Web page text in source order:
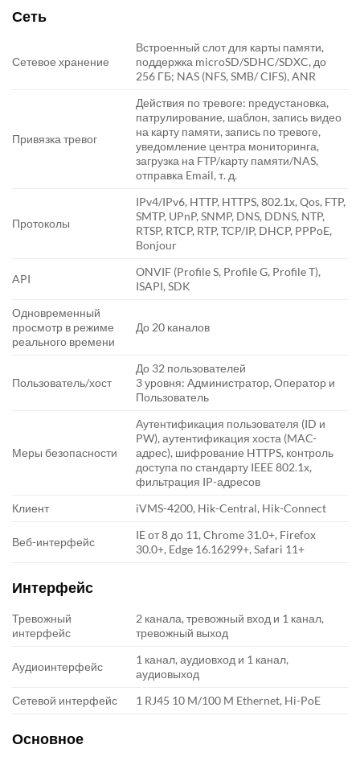
Сеть
Сетевое хранение
Встроенный слот для карты памяти,
поддержка microSD/SDHC/SDXC, до
256 ГБ; NAS (NFS, SMB/ CIFS), ANR
Привязка тревог
Действия по тревоге: предустановка,
патрулирование, шаблон, запись видео
на карту памяти, запись по тревоге,
уведомление центра мониторинга,
загрузка на FTP/карту памяти/NAS,
отправка Email, т. д.
Протоколы
IPv4/IPv6, HTTP, HTTPS, 802.1x, Qos, FTP,
SMTP, UPnP, SNMP, DNS, DDNS, NTP,
RTSP, RTCP, RTP, TCP/IP, DHCP, PPPoE,
Bonjour
API
ONVIF (Profile S, Profile G, Profile T),
ISAPI, SDK
Одновременный
просмотр в режиме
реального времени
До 20 каналов
Пользователь/хост
До 32 пользователей
3 уровня: Администратор, Оператор и
Пользователь
Меры безопасности
Аутентификация пользователя (ID и
PW), аутентификация хоста (MAC-
адрес), шифрование HTTPS, контроль
доступа по стандарту IEEE 802.1x,
фильтрация IP-адресов
Клиент
iVMS-4200, Hik-Central, Hik-Connect
Веб-интерфейс
IE от 8 до 11, Chrome 31.0+, Firefox
30.0+, Edge 16.16299+, Safari 11+
Интерфейс
Тревожный
интерфейс
2 канала, тревожный вход и 1 канал,
тревожный выход
Аудиоинтерфейс
1 канал, аудиовход и 1 канал,
аудиовыход
Сетевой интерфейс
1 RJ45 10 M/100 M Ethernet, Hi-PoE
Основное